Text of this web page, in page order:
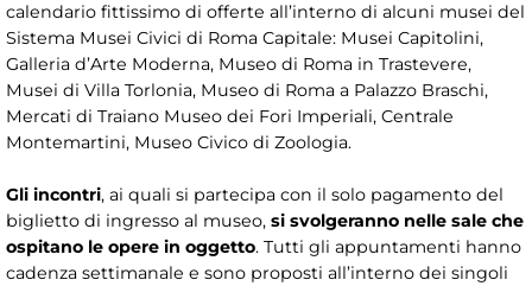
calendario fittissimo di offerte all’interno di alcuni musei del
Sistema Musei Civici di Roma Capitale: Musei Capitolini,
Galleria d’Arte Moderna, Museo di Roma in Trastevere,
Musei di Villa Torlonia, Museo di Roma a Palazzo Braschi,
Mercati di Traiano Museo dei Fori Imperiali, Centrale
Montemartini, Museo Civico di Zoologia.
Gli incontri, ai quali si partecipa con il solo pagamento del
biglietto di ingresso al museo, si svolgeranno nelle sale che
ospitano le opere in oggetto. Tutti gli appuntamenti hanno
cadenza settimanale e sono proposti all’interno dei singoli